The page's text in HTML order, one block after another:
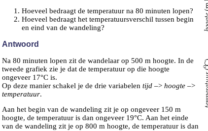
Hoeveel bedraagt de temperatuur na 80 minuten lopen?
Hoeveel bedraagt het temperatuursverschil tussen begin
en eind van de wandeling?
Antwoord
Na 80 minuten lopen zit de wandelaar op 500 m hoogte. In de
tweede grafiek zie je dat de temperatuur op die hoogte
ongeveer 17°C is.
Op deze manier schakel je de drie variabelen tijd –> hoogte –>
temperatuur.
Aan het begin van de wandeling zit je op ongeveer 150 m
hoogte, de temperatuur is dan ongeveer 19°C. Aan het einde
van de wandeling zit je op 800 m hoogte, de temperatuur is dan